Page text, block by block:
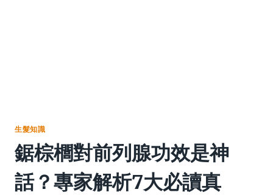
生髮知識
鋸棕櫚對前列腺功效是神
話？專家解析7大必讀真